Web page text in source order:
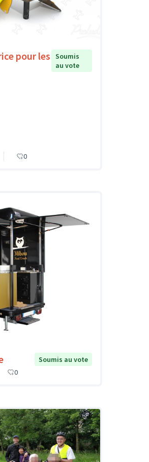
pour les
Soumis
au vote
0
Soumis au vote
0